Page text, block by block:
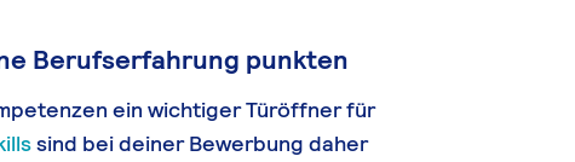
Berufserfahrung punkten
ein wichtiger Türöffner für
sind bei deiner Bewerbung daher